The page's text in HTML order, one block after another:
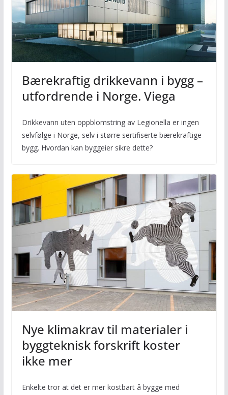
Bærekraftig drikkevann i bygg –
utfordrende i Norge. Viega
Drikkevann uten oppblomstring av Legionella er ingen
selvfølge i Norge, selv i større sertifiserte bærekraftige
bygg. Hvordan kan byggeier sikre dette?
Nye klimakrav til materialer i
byggteknisk forskrift koster
ikke mer
Enkelte tror at det er mer kostbart å bygge med